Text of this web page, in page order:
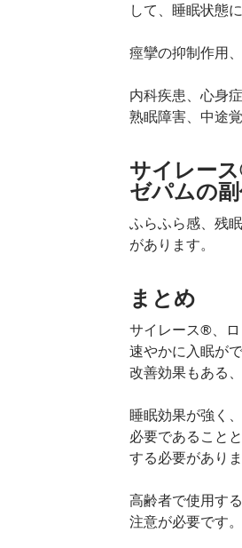
して、睡眠状態
痙攣の抑制作用
内科疾患、心身
熟眠障害、中途
サイレー
ゼパムの
ふらふら感、残
があります。
まとめ
サイレース®、
速やかに入眠が
改善効果もある
睡眠効果が強く
必要であること
する必要がありま
高齢者で使用す
注意が必要です。